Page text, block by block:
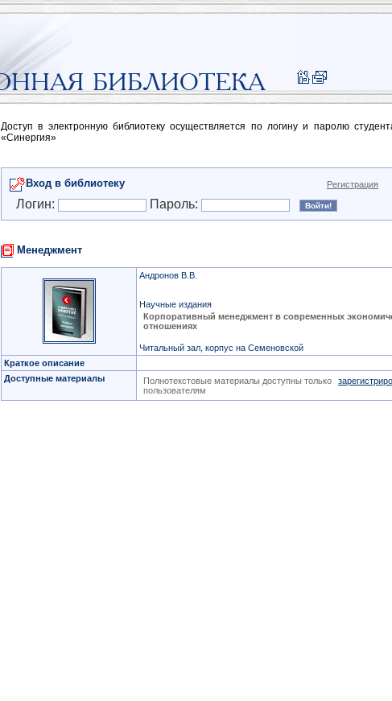
Доступ в электронную библиотеку осуществляется по логину и паролю
«Синергия»
Вход в библиотеку Регистрация
Логин: Пароль:
Менеджмент
Андронов В.В.
Научные издания
Корпоративный менеджмент в современных
отношениях
Читальный зал, корпус на Семеновской
Краткое описание
Доступные материалы
Полнотекстовые материалы доступны только
пользователям